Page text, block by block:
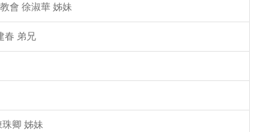
會 徐淑華 姊妹
春 弟兄
卿 姊妹